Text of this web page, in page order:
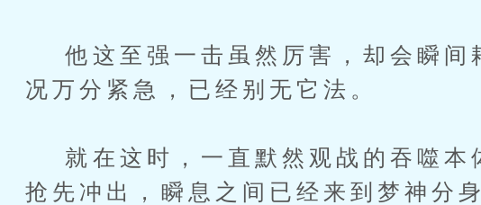
他这至强一击虽然厉害，却会瞬间
况万分紧急，已经别无它法。
就在这时，一直默然观战的吞噬本
抢先冲出，瞬息之间已经来到梦神分